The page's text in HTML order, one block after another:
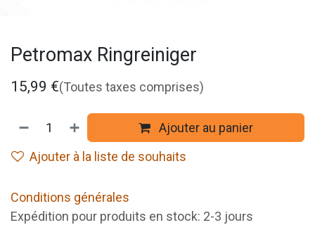
Petromax Ringreiniger
15,99 €(Toutes taxes comprises)
Ajouter au panier
Ajouter à la liste de souhaits
Conditions générales
Expédition pour produits en stock: 2-3 jours